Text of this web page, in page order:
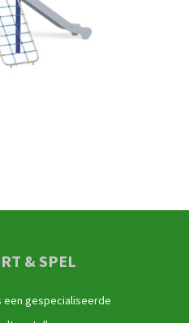
& SPEL
een gespecialiseerde